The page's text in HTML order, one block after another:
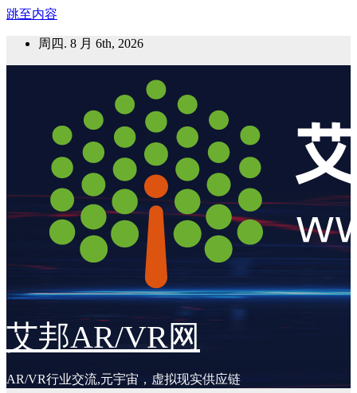
跳至内容
周四. 8 月 6th, 2026
艾邦AR/VR网
AR/VR行业交流,元宇宙，虚拟现实供应链